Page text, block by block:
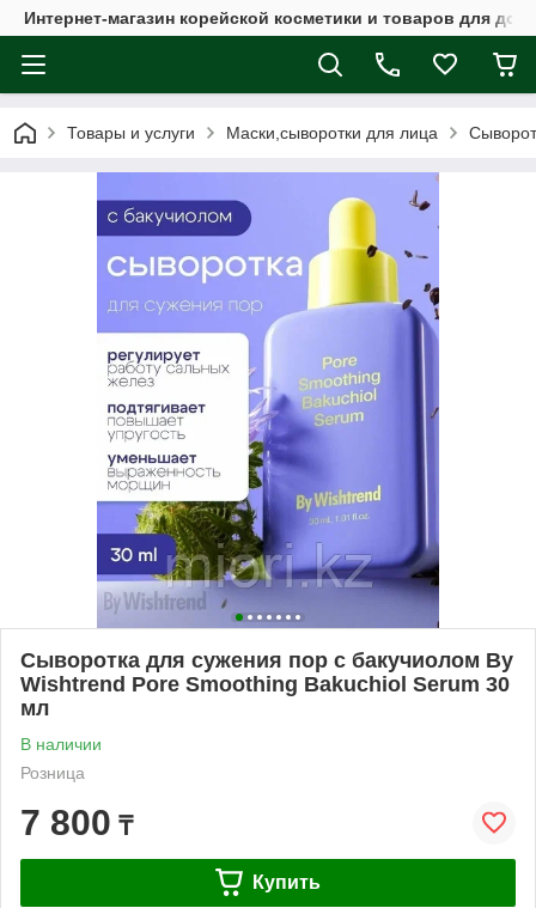
Интернет-магазин корейской косметики и товаров для
Товары и услуги Маски,сыворотки для лица
Сыворотка для сужения пор с бакучиолом By
Wishtrend Pore Smoothing Bakuchiol Serum 30
мл
В наличии
Розница
7 800 ₸
Купить